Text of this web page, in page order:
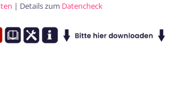
| Details zum Datencheck